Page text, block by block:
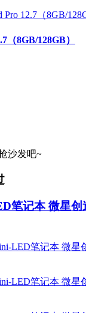
（8GB/128GB）
沙发吧~
笔记本 微星创